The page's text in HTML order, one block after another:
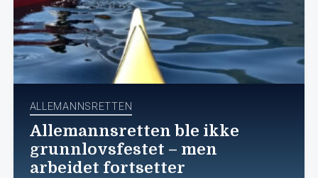
ALLEMANNSRETTEN
Allemannsretten ble ikke
grunnlovsfestet – men
arbeidet fortsetter